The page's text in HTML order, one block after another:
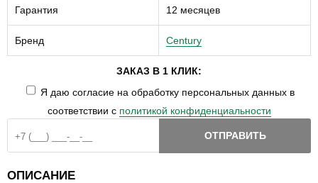
Гарантия 12 месяцев
Бренд Century
ЗАКАЗ В 1 КЛИК:
Я даю согласие на обработку персональных данных в
соответствии с политикой конфиденциальности
ОТПРАВИТЬ
ОПИСАНИЕ